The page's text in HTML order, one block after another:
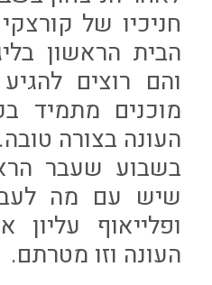
חניכיו של
הבית הראשון
והם רוצים
מוכנים מתמיד
העונה בצורה טובה.
בשבוע שעבר
שיש עם מה
ופלייאוף
העונה וזו מטרתם.